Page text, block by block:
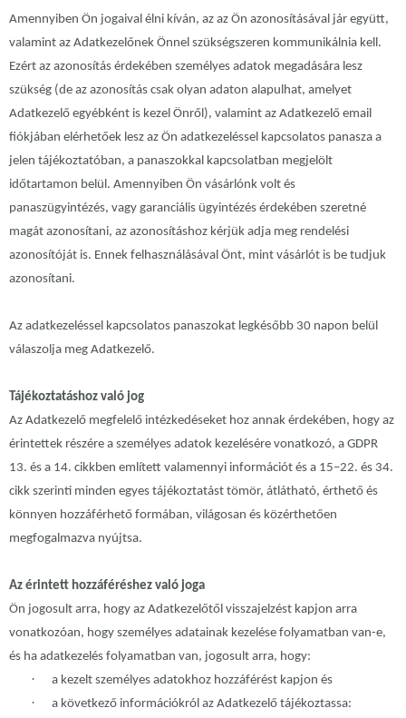
Amennyiben Ön jogaival élni kíván, az az Ön azonosításával jár együtt,
valamint az Adatkezelőnek Önnel szükségszeren kommunikálnia kell.
Ezért az azonosítás érdekében személyes adatok megadására lesz
szükség (de az azonosítás csak olyan adaton alapulhat, amelyet
Adatkezelő egyébként is kezel Önről), valamint az Adatkezelő email
fiókjában elérhetőek lesz az Ön adatkezeléssel kapcsolatos panasza a
jelen tájékoztatóban, a panaszokkal kapcsolatban megjelölt
időtartamon belül. Amennyiben Ön vásárlónk volt és
panaszügyintézés, vagy garanciális ügyintézés érdekében szeretné
magát azonosítani, az azonosításhoz kérjük adja meg rendelési
azonosítóját is. Ennek felhasználásával Önt, mint vásárlót is be tudjuk
azonosítani.
Az adatkezeléssel kapcsolatos panaszokat legkésőbb 30 napon belül
válaszolja meg Adatkezelő.
Tájékoztatáshoz való jog
Az Adatkezelő megfelelő intézkedéseket hoz annak érdekében, hogy az
érintettek részére a személyes adatok kezelésére vonatkozó, a GDPR
13. és a 14. cikkben említett valamennyi információt és a 15–22. és 34.
cikk szerinti minden egyes tájékoztatást tömör, átlátható, érthető és
könnyen hozzáférhető formában, világosan és közérthetően
megfogalmazva nyújtsa.
Az érintett hozzáféréshez való joga
Ön jogosult arra, hogy az Adatkezelőtől visszajelzést kapjon arra
vonatkozóan, hogy személyes adatainak kezelése folyamatban van-e,
és ha adatkezelés folyamatban van, jogosult arra, hogy:
· a kezelt személyes adatokhoz hozzáférést kapjon és
· a következő információkról az Adatkezelő tájékoztassa: